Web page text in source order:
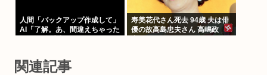
人間「バックアップ作成して」
AI「了解。あ、間違えちゃった
寿美花代さん死去 94歳 夫は俳
優の故高島忠夫さん 高嶋政
関連記事